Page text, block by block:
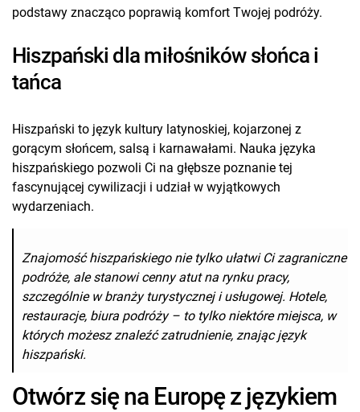
podstawy znacząco poprawią komfort Twojej podróży.
Hiszpański dla miłośników słońca i
tańca
Hiszpański to język kultury latynoskiej, kojarzonej z
gorącym słońcem, salsą i karnawałami. Nauka języka
hiszpańskiego pozwoli Ci na głębsze poznanie tej
fascynującej cywilizacji i udział w wyjątkowych
wydarzeniach.
Znajomość hiszpańskiego nie tylko ułatwi Ci zagraniczne
podróże, ale stanowi cenny atut na rynku pracy,
szczególnie w branży turystycznej i usługowej. Hotele,
restauracje, biura podróży – to tylko niektóre miejsca, w
których możesz znaleźć zatrudnienie, znając język
hiszpański.
Otwórz się na Europę z językiem